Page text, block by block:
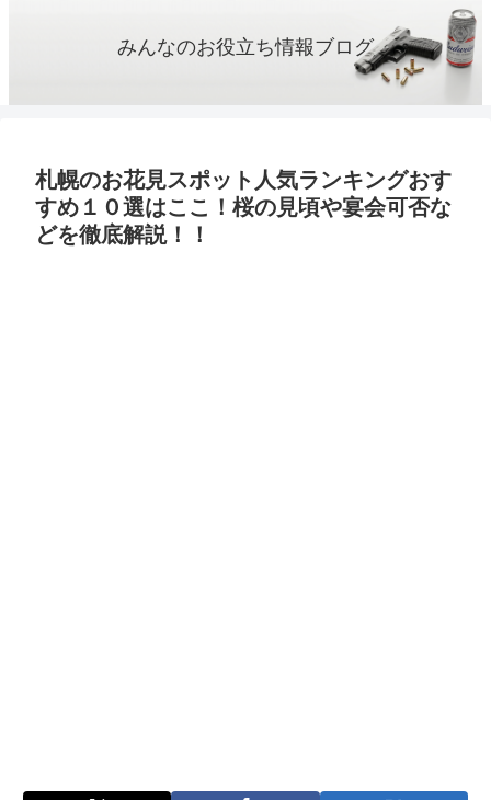
みんなのお役立ち情報ブログ
札幌のお花見スポット人気ランキングおす
すめ１０選はここ！桜の見頃や宴会可否な
どを徹底解説！！